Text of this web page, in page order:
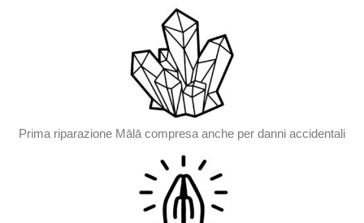
Prima riparazione Mālā compresa anche per danni accidentali